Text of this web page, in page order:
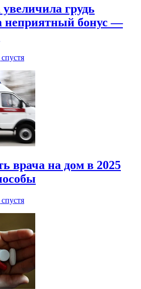
грудь
неприятный бонус —
врача на дом в 2025